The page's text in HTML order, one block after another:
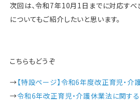
次回は、令和7年10月1日までに対応すべ
についてもご紹介したいと思います。
こちらもどうぞ
→【特設ページ】令和6年度改正育児・介
→令和6年改正育児・介護休業法に関す